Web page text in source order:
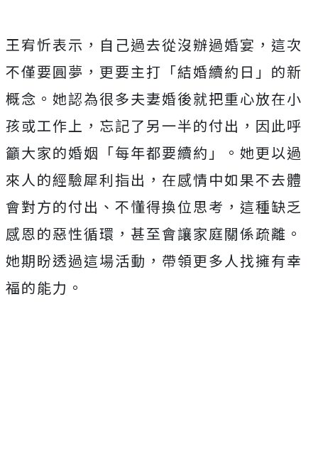
王宥忻表示，自己過去從沒辦過婚宴，這次
不僅要圓夢，更要主打「結婚續約日」的新
概念。 她認為很多夫妻婚後就把重心放在小
孩或工作上， 忘記了另一半的付出，因此呼
籲大家的婚姻「每年都要續約」。 她更以過
來人的經驗犀利指出，在感情中如果不去體
會對方的付出、 不懂得換位思考，這種缺乏
感恩的惡性循環， 甚至會讓家庭關係疏離。
她期盼透過這場活動， 帶領更多人找擁有幸
福的能力。